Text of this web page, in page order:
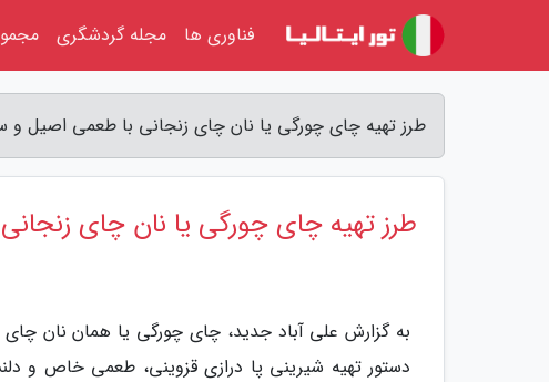
طرز تهیه چای چورگی یا نان چای زنجانی با طعمی اصیل و
طرز تهیه چای چورگی یا نان چای
به گزارش علی آباد جدید، چای چورگی یا همان نان
دستور تهیه شیرینی پا درازی قزوینی، طعمی خاص و
فناوری ها مجله گردشگری